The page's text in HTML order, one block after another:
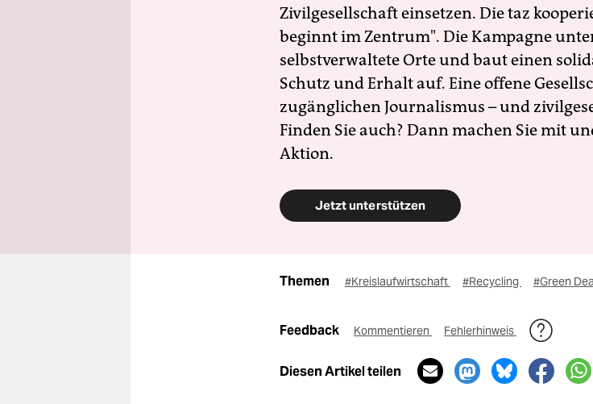
Zivilgesellschaft einsetzen. Die taz
beginnt im Zentrum". Die Kampagne
selbstverwaltete Orte und baut einen
Schutz und Erhalt auf. Eine offene
zugänglichen Journalismus – und
Finden Sie auch? Dann machen Sie mit
Aktion.
Jetzt unterstützen
Themen #Kreislaufwirtschaft #Recycling #Green
Feedback Kommentieren Fehlerhinweis
Diesen Artikel teilen